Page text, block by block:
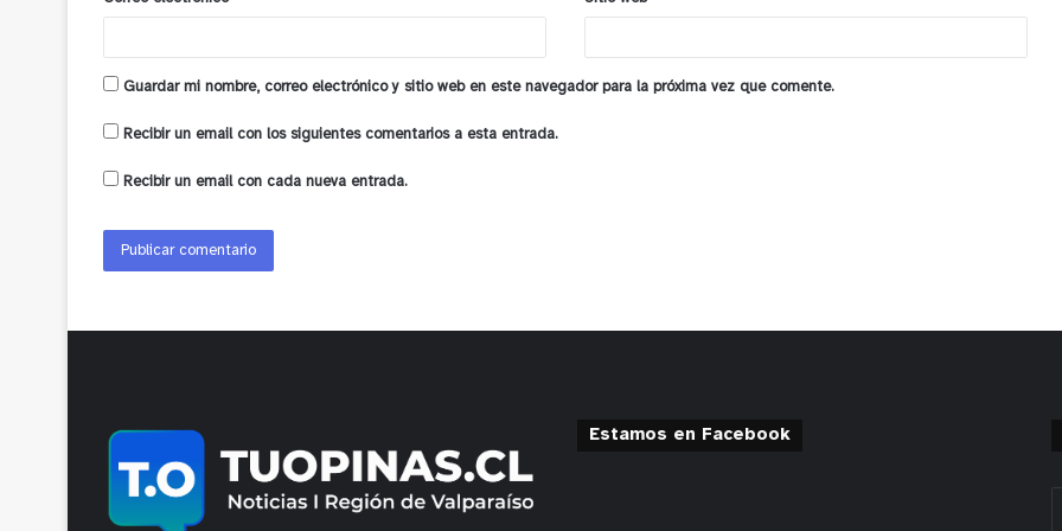
*
Guardar mi nombre, correo electrónico y sitio web en este navegador para la próxima vez que comente.
Recibir un email con los siguientes comentarios a esta entrada.
Recibir un email con cada nueva entrada.
Estamos en Facebook